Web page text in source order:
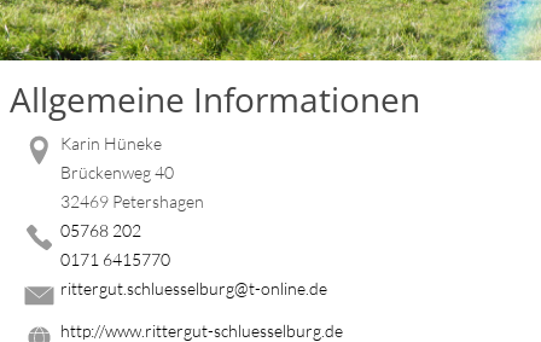
Allgemeine Informationen
Karin Hüneke
Brückenweg 40
32469 Petershagen
05768 202
0171 6415770
rittergut.schluesselburg@t-online.de
http://www.rittergut-schluesselburg.de